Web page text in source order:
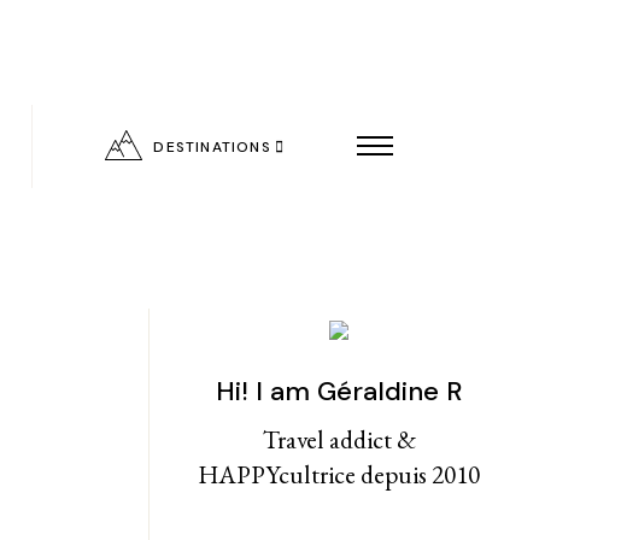
DESTINATIONS
Hi! I am Géraldine R
Travel addict &
HAPPYcultrice depuis 2010